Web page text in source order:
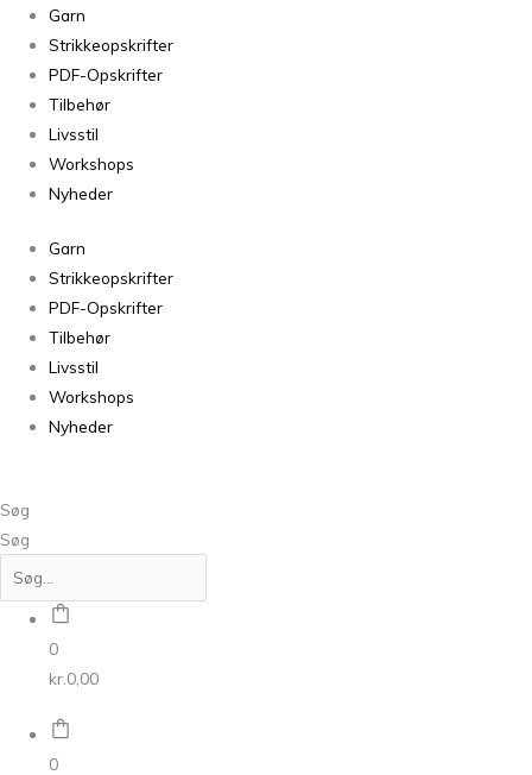
Garn
Strikkeopskrifter
PDF-Opskrifter
Tilbehør
Livsstil
Workshops
Nyheder
Garn
Strikkeopskrifter
PDF-Opskrifter
Tilbehør
Livsstil
Workshops
Nyheder
Søg
Søg
0
kr. 0,00
0
Mashdale
Sorrel
antal